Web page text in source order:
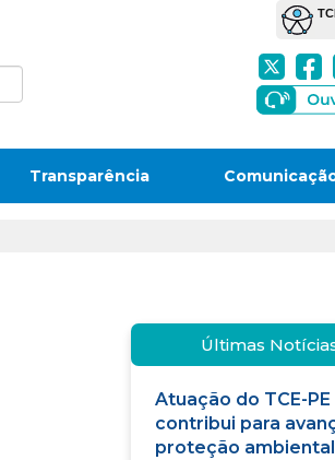
Transparência
Últimas
Atuação do TCE-PE
contribui para
proteção